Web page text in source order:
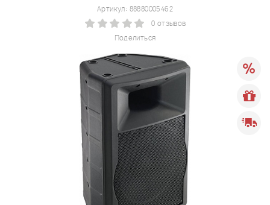
Поделиться
Артикул: 88880005462
0 отзывов